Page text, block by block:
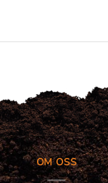
OM OSS